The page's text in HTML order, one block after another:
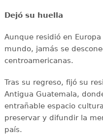
Dejó su huella
Aunque residió en
mundo, jamás se
centroamericanas.
Tras su regreso, fijó su
Antigua Guatemala,
entrañable espacio
preservar y difundir la
país.